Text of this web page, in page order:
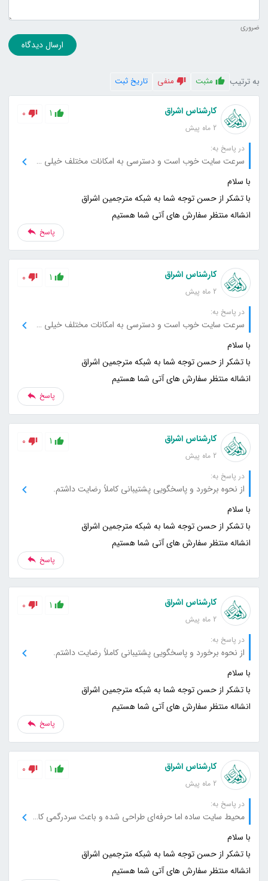
ضروری
ارسال دیدگاه
به ترتیب مثبت منفی تاریخ ثبت
کارشناس اشراق
2 ماه پیش
1
0
در پاسخ به:
سرعت سایت خوب است و دسترسی به امکانات مختلف خیلی سریع انجام می‌شود.
انشاله منتظر سفارش های آتی شما هستیم
پاسخ
کارشناس اشراق
2 ماه پیش
1
0
در پاسخ به:
سرعت سایت خوب است و دسترسی به امکانات مختلف خیلی سریع انجام می‌شود.
انشاله منتظر سفارش های آتی شما هستیم
پاسخ
کارشناس اشراق
2 ماه پیش
1
0
در پاسخ به:
از نحوه برخورد و پاسخگویی پشتیبانی کاملاً رضایت داشتم.
انشاله منتظر سفارش های آتی شما هستیم
پاسخ
کارشناس اشراق
2 ماه پیش
1
0
در پاسخ به:
از نحوه برخورد و پاسخگویی پشتیبانی کاملاً رضایت داشتم.
انشاله منتظر سفارش های آتی شما هستیم
پاسخ
کارشناس اشراق
2 ماه پیش
1
0
در پاسخ به:
محیط سایت ساده اما حرفه‌ای طراحی شده و باعث سردرگمی کاربر نمی‌شود.
انشاله منتظر سفارش های آتی شما هستیم